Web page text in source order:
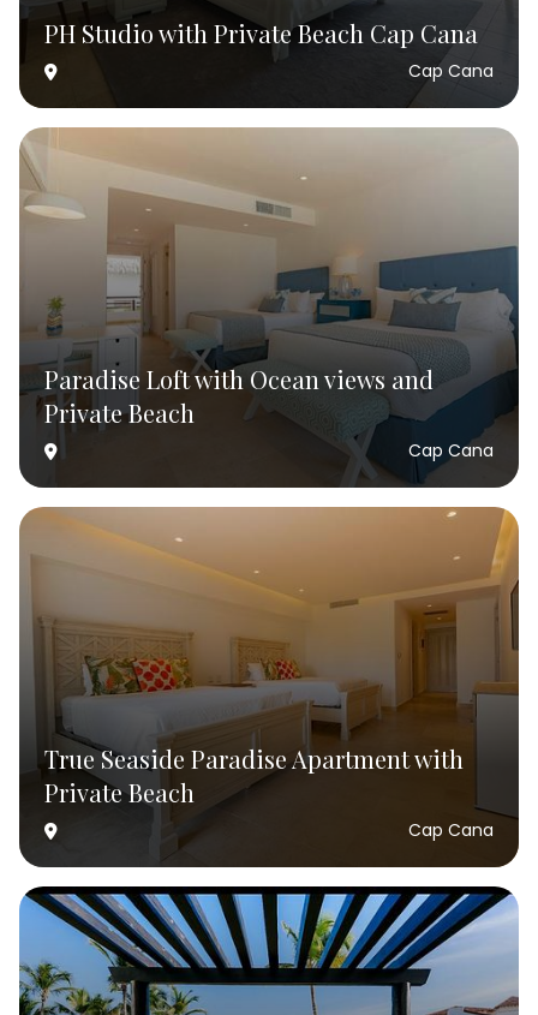
PH Studio with Private Beach Cap Cana
Cap Cana
Paradise Loft with Ocean views and
Private Beach
Cap Cana
True Seaside Paradise Apartment with
Private Beach
Cap Cana